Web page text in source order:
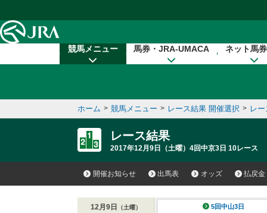
競馬メニュー 馬券・JRA-UMACA ネット馬
ホーム > 競馬メニュー > レース結果 開催選択 > レ
レース結果
2017年12月9日（土曜）4回中京3日 10レース
開催お知らせ 出馬表 オッズ 払戻金
12月9日 （土曜） 5回中山3日